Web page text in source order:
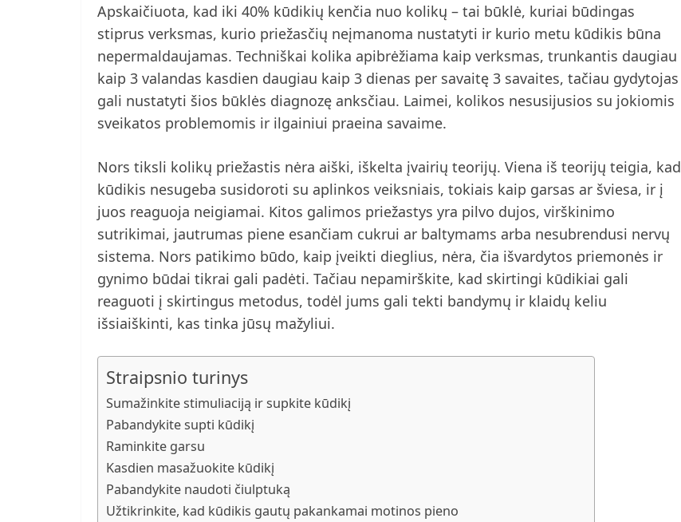
Apskaičiuota, kad iki 40% kūdikių kenčia nuo kolikų – tai būklė, kuriai būdingas
stiprus verksmas, kurio priežasčių neįmanoma nustatyti ir kurio metu kūdikis būna
nepermaldaujamas. Techniškai kolika apibrėžiama kaip verksmas, trunkantis daugiau
kaip 3 valandas kasdien daugiau kaip 3 dienas per savaitę 3 savaites, tačiau gydytojas
gali nustatyti šios būklės diagnozę anksčiau. Laimei, kolikos nesusijusios su jokiomis
sveikatos problemomis ir ilgainiui praeina savaime.
Nors tiksli kolikų priežastis nėra aiški, iškelta įvairių teorijų. Viena iš teorijų teigia, kad
kūdikis nesugeba susidoroti su aplinkos veiksniais, tokiais kaip garsas ar šviesa, ir į
juos reaguoja neigiamai. Kitos galimos priežastys yra pilvo dujos, virškinimo
sutrikimai, jautrumas piene esančiam cukrui ar baltymams arba nesubrendusi nervų
sistema. Nors patikimo būdo, kaip įveikti dieglius, nėra, čia išvardytos priemonės ir
gynimo būdai tikrai gali padėti. Tačiau nepamirškite, kad skirtingi kūdikiai gali
reaguoti į skirtingus metodus, todėl jums gali tekti bandymų ir klaidų keliu
išsiaiškinti, kas tinka jūsų mažyliui.
Straipsnio turinys
Sumažinkite stimuliaciją ir supkite kūdikį
Pabandykite supti kūdikį
Raminkite garsu
Kasdien masažuokite kūdikį
Pabandykite naudoti čiulptuką
Užtikrinkite, kad kūdikis gautų pakankamai motinos pieno